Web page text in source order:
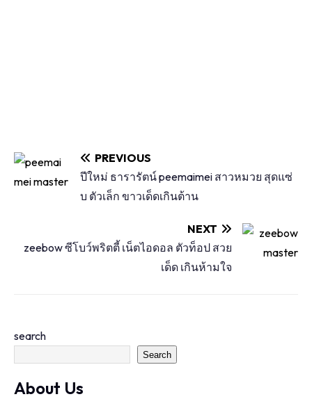
PREVIOUS
ปีใหม่ ธารารัตน์ peemaimei สาวหมวย สุดแซ่
บ ตัวเล็ก ขาวเด็ดเกินต้าน
NEXT
zeebow ซีโบว์พริตตี้ เน็ตไอดอล ตัวท็อป สวย
เด็ด เกินห้ามใจ
search
Search
About Us